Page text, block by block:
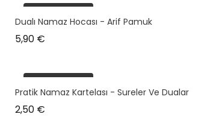
plus en stock
Dualı Namaz Hocası - Arif Pamuk
5,90 €
plus en stock
Pratik Namaz Kartelası - Sureler Ve Dualar
2,50 €